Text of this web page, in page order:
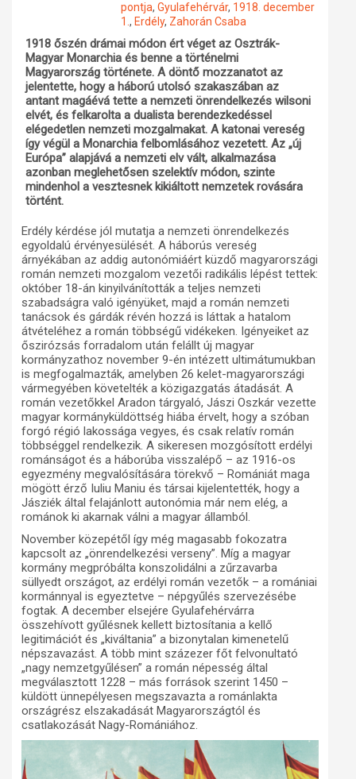
Műhelymunkák
pontja, Gyulafehérvár, 1918. december
1. , Erdély, Zahorán Csaba
1918 őszén drámai módon ért véget az Osztrák-
Magyar Monarchia és benne a történelmi
Magyarország története. A döntő mozzanatot az
jelentette, hogy a háború utolsó szakaszában az
antant magáévá tette a nemzeti önrendelkezés wilsoni
elvét, és felkarolta a dualista berendezkedéssel
elégedetlen nemzeti mozgalmakat. A katonai vereség
így végül a Monarchia felbomlásához vezetett. Az „új
Európa” alapjává a nemzeti elv vált, alkalmazása
azonban meglehetősen szelektív módon, szinte
mindenhol a vesztesnek kikiáltott nemzetek rovására
történt.
Erdély kérdése jól mutatja a nemzeti önrendelkezés
egyoldalú érvényesülését. A háborús vereség
árnyékában az addig autonómiáért küzdő magyarországi
román nemzeti mozgalom vezetői radikális lépést tettek:
október 18-án kinyilvánították a teljes nemzeti
szabadságra való igényüket, majd a román nemzeti
tanácsok és gárdák révén hozzá is láttak a hatalom
átvételéhez a román többségű vidékeken. Igényeiket az
őszirózsás forradalom után felállt új magyar
kormányzathoz november 9-én intézett ultimátumukban
is megfogalmazták, amelyben 26 kelet-magyarországi
vármegyében követelték a közigazgatás átadását. A
román vezetőkkel Aradon tárgyaló, Jászi Oszkár vezette
magyar kormányküldöttség hiába érvelt, hogy a szóban
forgó régió lakossága vegyes, és csak relatív román
többséggel rendelkezik. A sikeresen mozgósított erdélyi
románságot és a háborúba visszalépő – az 1916-os
egyezmény megvalósítására törekvő – Romániát maga
mögött érző Iuliu Maniu és társai kijelentették, hogy a
Jásziék által felajánlott autonómia már nem elég, a
románok ki akarnak válni a magyar államból.
November közepétől így még magasabb fokozatra
kapcsolt az „önrendelkezési verseny”. Míg a magyar
kormány megpróbálta konszolidálni a zűrzavarba
süllyedt országot, az erdélyi román vezetők – a romániai
kormánnyal is egyeztetve – népgyűlés szervezésébe
fogtak. A december elsejére Gyulafehérvárra
összehívott gyűlésnek kellett biztosítania a kellő
legitimációt és „kiváltania” a bizonytalan kimenetelű
népszavazást. A több mint százezer főt felvonultató
„nagy nemzetgyűlésen” a román népesség által
megválasztott 1228 – más források szerint 1450 –
küldött ünnepélyesen megszavazta a románlakta
országrész elszakadását Magyarországtól és
csatlakozását Nagy-Romániához.